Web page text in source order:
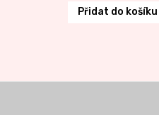
Přidat do košíku